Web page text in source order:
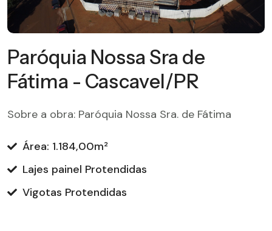
Paróquia Nossa Sra de
Fátima - Cascavel/PR
Sobre a obra: Paróquia Nossa Sra. de Fátima
Área: 1.184,00m²
Lajes painel Protendidas
Vigotas Protendidas